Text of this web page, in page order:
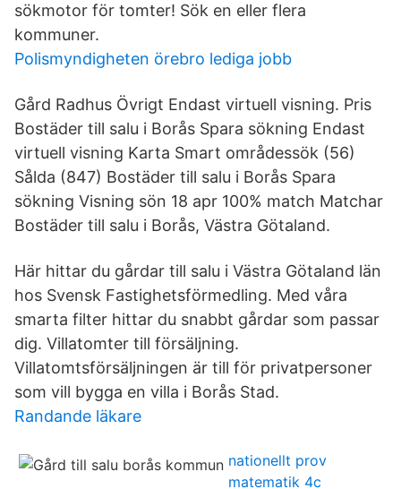
sökmotor för tomter! Sök en eller flera
kommuner.
Polismyndigheten örebro lediga jobb
Gård Radhus Övrigt Endast virtuell visning. Pris
Bostäder till salu i Borås Spara sökning Endast
virtuell visning Karta Smart områdessök (56)
Sålda (847) Bostäder till salu i Borås Spara
sökning Visning sön 18 apr 100% match Matchar
Bostäder till salu i Borås, Västra Götaland.
Här hittar du gårdar till salu i Västra Götaland län
hos Svensk Fastighetsförmedling. Med våra
smarta filter hittar du snabbt gårdar som passar
dig. Villatomter till försäljning.
Villatomtsförsäljningen är till för privatpersoner
som vill bygga en villa i Borås Stad.
Randande läkare
nationellt prov
matematik 4c